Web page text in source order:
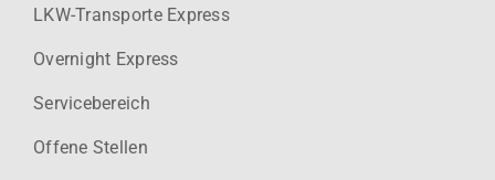
LKW-Transporte Express
Overnight Express
Servicebereich
Offene Stellen